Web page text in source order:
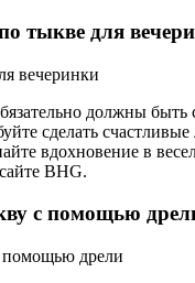
тыкве для
должны
сделать
вдохновение в
BHG.
с помощью